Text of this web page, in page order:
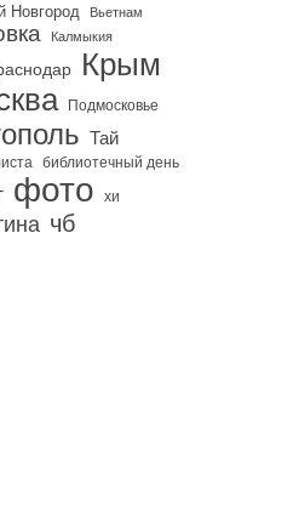
Новгород Вьетнам
Калмыкия
Крым
Подмосковье
Тай
библиотечный день
фото хи
чб